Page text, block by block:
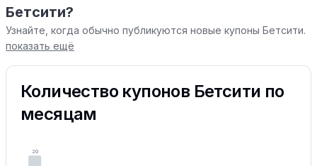
Бетсити?
Узнайте, когда обычно публикуются новые купоны Бетсити.
показать ещё
Количество купонов Бетсити по
месяцам
20